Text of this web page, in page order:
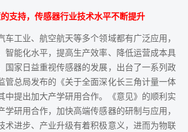
的支持，传感器行业技术水平不断提升
车工业、航空航天等多个领域都有广泛应用，
智能化水平，提高生产效率、降低运营成本具
国家日益重视传感器的发展，出台了一系列政
管总局发布的《关于全面深化长三角计量一体
中提出加大产学研用合作。《意见》的顺利实
学研用合作，加快高端传感器的研制与应用，
术进步、产业升级有着积极意义，进而为物联